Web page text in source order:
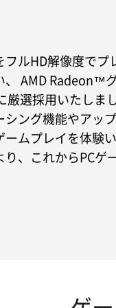
ルHD解像度で
、 AMD Radeon™
選採用いたしま
ング機能やアッ
ムプレイを体験
、これからPC